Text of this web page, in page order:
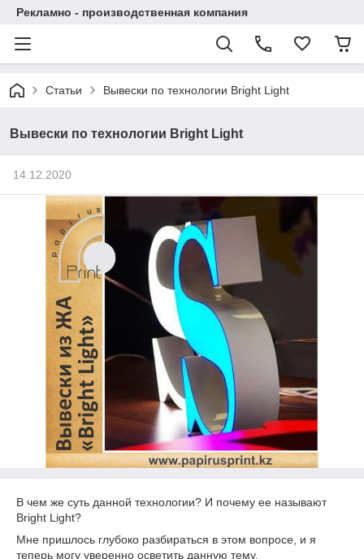
Рекламно - производственная компания
Статьи Вывески по технологии Bright Light
Вывески по технологии Bright Light
14.12.2020
В чем же суть данной технологии? И почему ее называют
Bright Light?
Мне пришлось глубоко разбираться в этом вопросе, и я
теперь могу уверенно осветить данную тему.